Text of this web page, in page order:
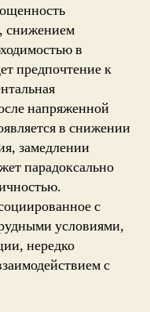
снижением
в
предпочтение к
напряженной
в снижении
замедлении
парадоксально
с
условиями,
нередко
с